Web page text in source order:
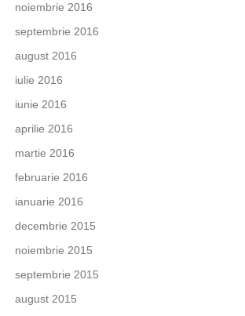
noiembrie 2016
septembrie 2016
august 2016
iulie 2016
iunie 2016
aprilie 2016
martie 2016
februarie 2016
ianuarie 2016
decembrie 2015
noiembrie 2015
septembrie 2015
august 2015